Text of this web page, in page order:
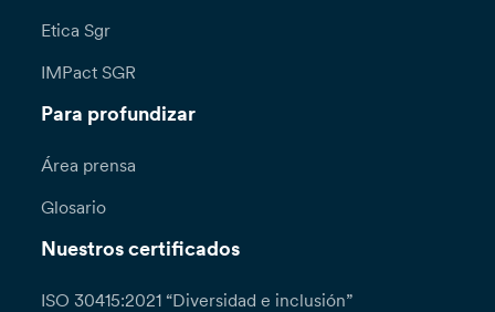
Etica Sgr
IMPact SGR
Para profundizar
Área prensa
Glosario
Nuestros certificados
ISO 30415:2021 “Diversidad e inclusión”